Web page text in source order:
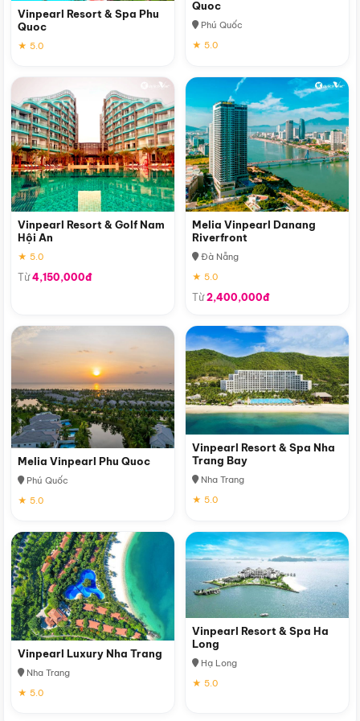
Vinpearl Resort & Spa Phu
Quoc
★ 5.0
Quoc
Phú Quốc
★ 5.0
Vinpearl Resort & Golf Nam
Hội An
★ 5.0
Từ4,150,000đ
Melia Vinpearl Danang
Riverfront
Đà Nẵng
★ 5.0
Từ2,400,000đ
Melia Vinpearl Phu Quoc
Phú Quốc
★ 5.0
Vinpearl Resort & Spa Nha
Trang Bay
Nha Trang
★ 5.0
Vinpearl Luxury Nha Trang
Nha Trang
★ 5.0
Vinpearl Resort & Spa Ha
Long
Hạ Long
★ 5.0